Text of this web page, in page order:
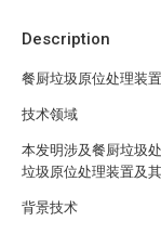
Description
餐厨垃圾原位处理装
技术领域
本发明涉及餐厨垃圾
垃圾原位处理装置及其
背景技术